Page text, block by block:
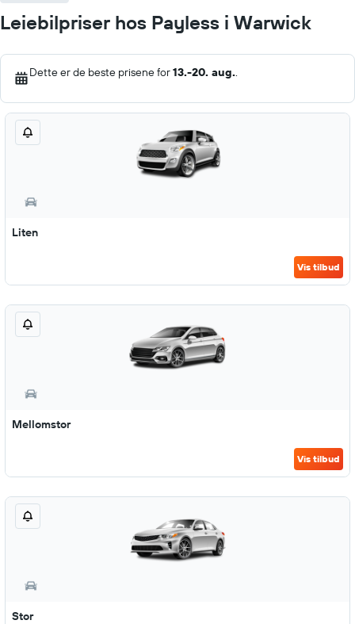
Leiebilpriser hos Payless i Warwick
Dette er de beste prisene for13.-20. aug..
Liten
Vis tilbud
Mellomstor
Vis tilbud
Stor